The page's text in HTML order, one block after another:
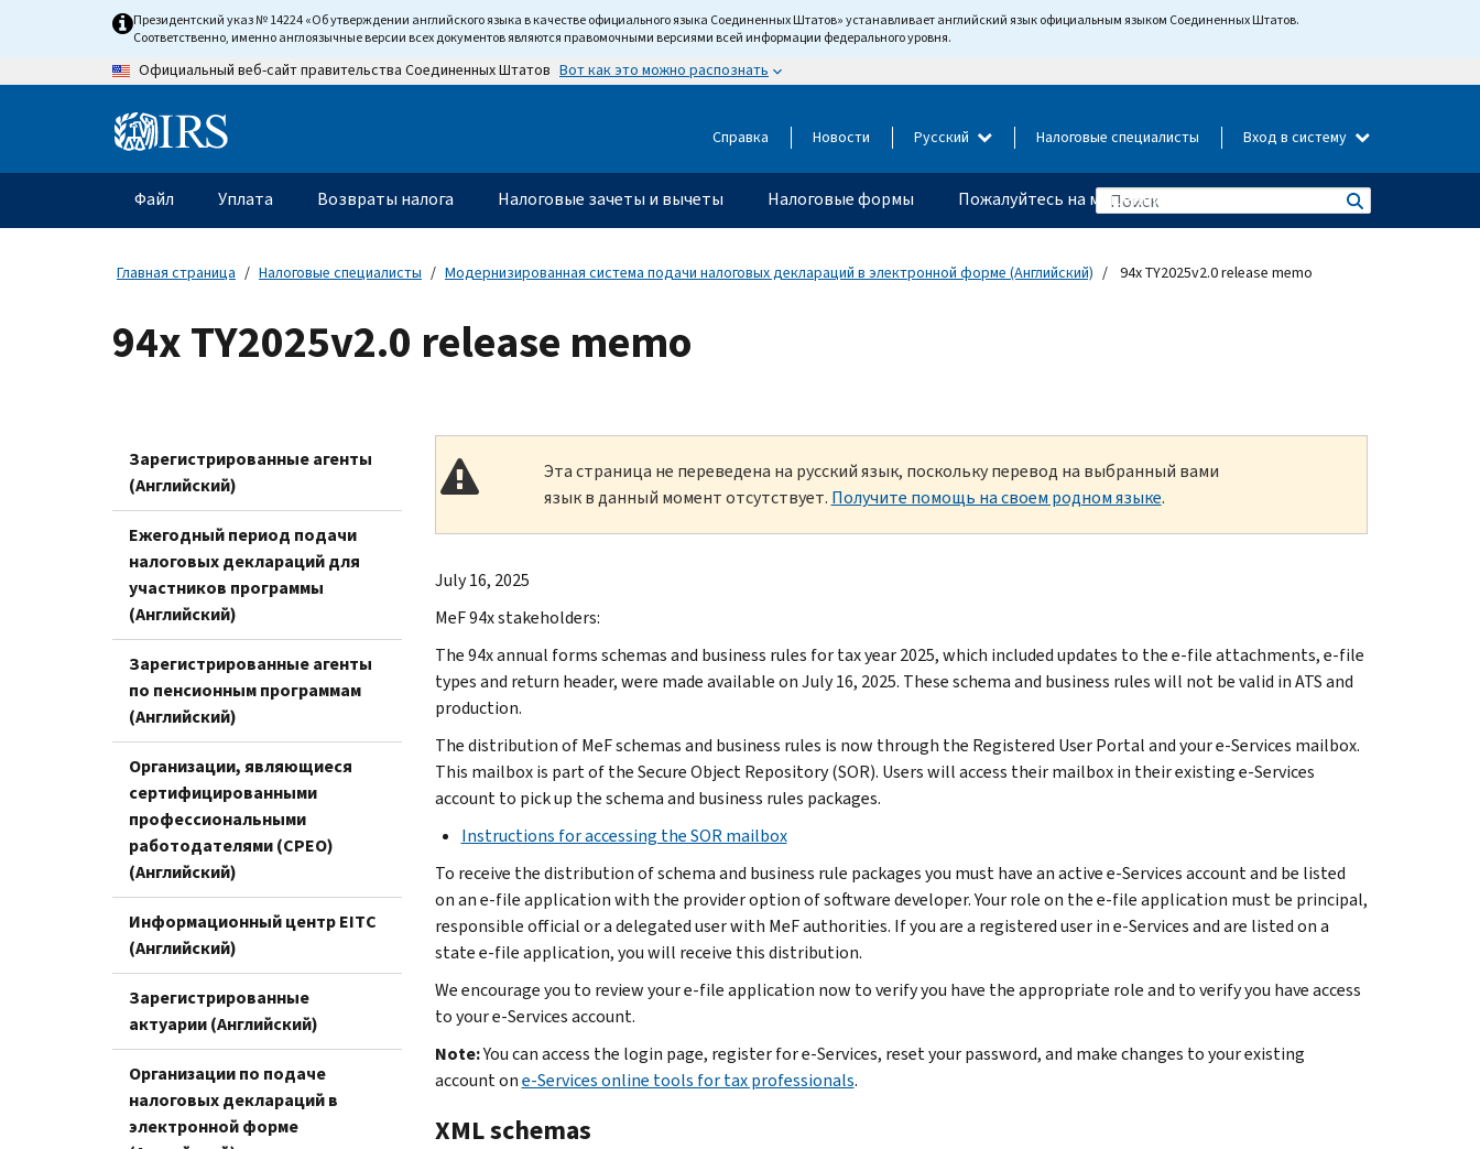
content
Президентский указ № 14224 «Об утверждении английского языка в качестве официального языка Соединенных Штатов» устанавливает английский язык официальным языком Соединенных Штатов.
Соответственно, именно англоязычные версии всех документов являются правомочными версиями всей информации федерального уровня.
Официальный веб-сайт правительства Соединенных Штатов Вот как это можно распознать
Information Справка Новости Русский Налоговые специалисты Вход в систему
Главное
меню
Файл Уплата Возвраты налога Налоговые зачеты и вычеты Налоговые формы Пожалуйтесь на мошенничество
Главная страница Налоговые специалисты Модернизированная система подачи налоговых деклараций в электронной форме (Английский) 94x TY2025v2.0 release memo
94x TY2025v2.0 release memo
Зарегистрированные агенты
(Английский)
Ежегодный период подачи
налоговых деклараций для
участников программы
(Английский)
Зарегистрированные агенты
по пенсионным программам
(Английский)
Организации, являющиеся
сертифицированными
профессиональными
работодателями (CPEO)
(Английский)
Информационный центр EITC
(Английский)
Зарегистрированные
актуарии (Английский)
Организации по подаче
налоговых деклараций в
электронной форме
Эта страница не переведена на русский язык, поскольку перевод на выбранный вами
язык в данный момент отсутствует. Получите помощь на своем родном языке.
July 16, 2025
MeF 94x stakeholders:
The 94x annual forms schemas and business rules for tax year 2025, which included updates to the e-file attachments, e-file
types and return header, were made available on July 16, 2025. These schema and business rules will not be valid in ATS and
production.
The distribution of MeF schemas and business rules is now through the Registered User Portal and your e-Services mailbox.
This mailbox is part of the Secure Object Repository (SOR). Users will access their mailbox in their existing e-Services
account to pick up the schema and business rules packages.
Instructions for accessing the SOR mailbox
To receive the distribution of schema and business rule packages you must have an active e-Services account and be listed
on an e-file application with the provider option of software developer. Your role on the e-file application must be principal,
responsible official or a delegated user with MeF authorities. If you are a registered user in e-Services and are listed on a
state e-file application, you will receive this distribution.
We encourage you to review your e-file application now to verify you have the appropriate role and to verify you have access
to your e-Services account.
Note:You can access the login page, register for e-Services, reset your password, and make changes to your existing
account one-Services online tools for tax professionals.
XML schemas